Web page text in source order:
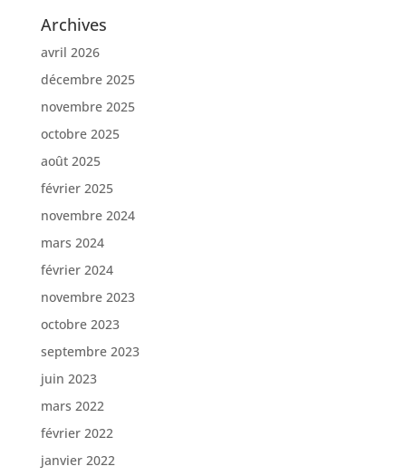
Archives
avril 2026
décembre 2025
novembre 2025
octobre 2025
août 2025
février 2025
novembre 2024
mars 2024
février 2024
novembre 2023
octobre 2023
septembre 2023
juin 2023
mars 2022
février 2022
janvier 2022